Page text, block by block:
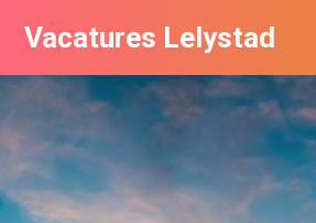
Vacatures Lelystad
Vacatures per bedrijf in Lelystad
De populairste vacatures in Lelystad
Nieuwsbrief feed